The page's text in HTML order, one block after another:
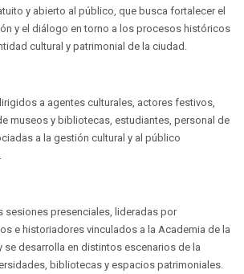
y abierto al público, que busca fortalecer el
y el diálogo en torno a los procesos históricos
cultural y patrimonial de la ciudad.
a agentes culturales, actores festivos,
museos y bibliotecas, estudiantes, personal de
a la gestión cultural y al público
sesiones presenciales, lideradas por
e historiadores vinculados a la Academia de la
se desarrolla en distintos escenarios de la
bibliotecas y espacios patrimoniales.